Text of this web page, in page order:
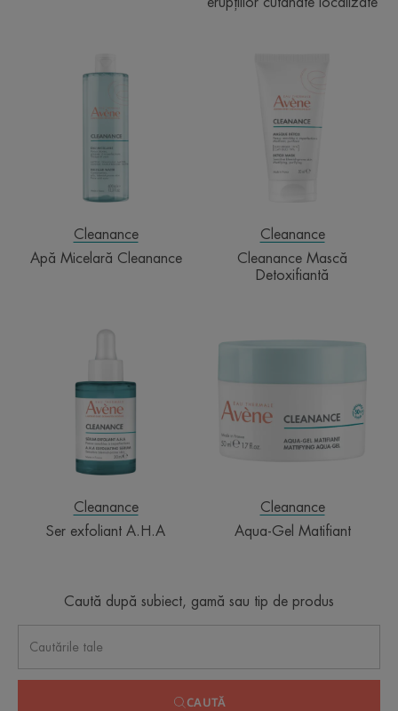
Micelară
Cleanance
Apă Micelară Cleanance
Cleanance
Cleanance Mască
Detoxifiantă
Cleanance
Ser exfoliant A.H.A
Gel
Cleanance
Aqua-Gel Matifiant
Caută după subiect, gamă sau tip de produs
CAUTĂ